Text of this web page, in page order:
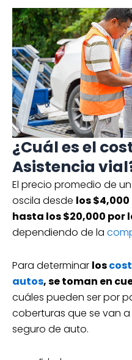
¿Cuál es el
Asistencia
El precio promedio de
oscila desde los
hasta los $20,000
dependiendo de la
Para determinar los
autos, se toman en
cuáles pueden ser por
coberturas que se van
seguro de auto.